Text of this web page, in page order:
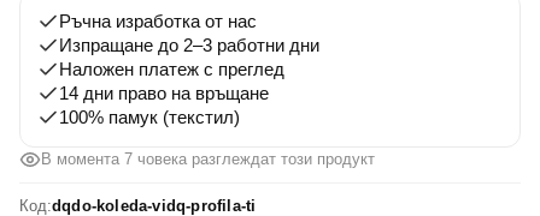
профила
Ръчна изработка от нас
Изпращане до 2–3 работни дни
Наложен платеж с преглед
14 дни право на връщане
100% памук (текстил)
В момента 7 човека разглеждат този продукт
Код:dqdo-koleda-vidq-profila-ti